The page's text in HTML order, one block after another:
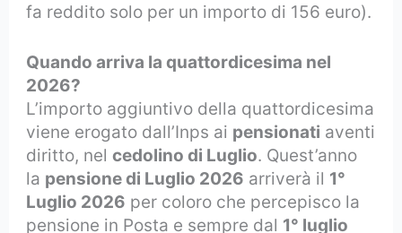
fa reddito solo per un importo di 156 euro).
Quando arriva la quattordicesima nel
2026?
L’importo aggiuntivo della quattordicesima
viene erogato dall’Inps ai pensionati aventi
diritto, nelcedolino di Luglio. Quest’anno
la pensione di Luglio 2026 arriverà il 1°
Luglio 2026 per coloro che percepisco la
pensione in Posta e sempre dal 1° luglio